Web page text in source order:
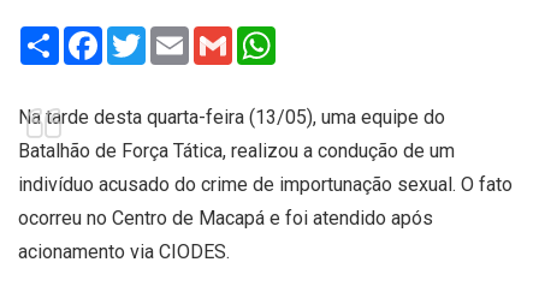
Share Facebook
TwitterEmail Gmail
Na tarde desta quarta-feira (13/05), uma equipe do
Batalhão de Força Tática, realizou a condução de um
indivíduo acusado do crime de importunação sexual. O fato
ocorreu no Centro de Macapá e foi atendido após
acionamento via CIODES.